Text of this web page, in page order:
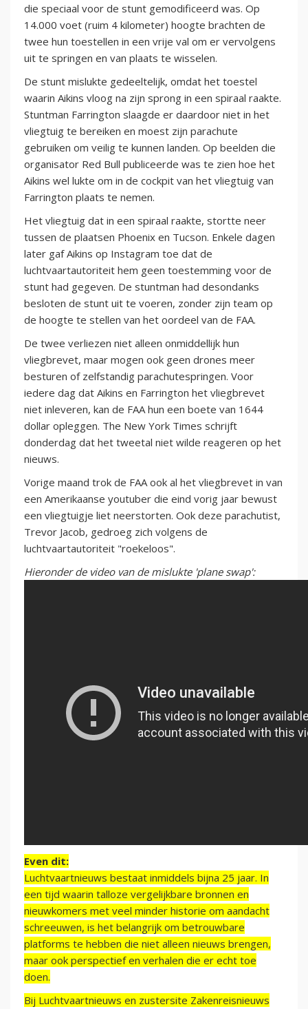
die speciaal voor de stunt gemodificeerd was. Op
14.000 voet (ruim 4 kilometer) hoogte brachten de
twee hun toestellen in een vrije val om er vervolgens
uit te springen en van plaats te wisselen.
De stunt mislukte gedeeltelijk, omdat het toestel
waarin Aikins vloog na zijn sprong in een spiraal raakte.
Stuntman Farrington slaagde er daardoor niet in het
vliegtuig te bereiken en moest zijn parachute
gebruiken om veilig te kunnen landen. Op beelden die
organisator Red Bull publiceerde was te zien hoe het
Aikins wel lukte om in de cockpit van het vliegtuig van
Farrington plaats te nemen.
Het vliegtuig dat in een spiraal raakte, stortte neer
tussen de plaatsen Phoenix en Tucson. Enkele dagen
later gaf Aikins op Instagram toe dat de
luchtvaartautoriteit hem geen toestemming voor de
stunt had gegeven. De stuntman had desondanks
besloten de stunt uit te voeren, zonder zijn team op
de hoogte te stellen van het oordeel van de FAA.
De twee verliezen niet alleen onmiddellijk hun
vliegbrevet, maar mogen ook geen drones meer
besturen of zelfstandig parachutespringen. Voor
iedere dag dat Aikins en Farrington het vliegbrevet
niet inleveren, kan de FAA hun een boete van 1644
dollar opleggen. The New York Times schrijft
donderdag dat het tweetal niet wilde reageren op het
nieuws.
Vorige maand trok de FAA ook al het vliegbrevet in van
een Amerikaanse youtuber die eind vorig jaar bewust
een vliegtuigje liet neerstorten. Ook deze parachutist,
Trevor Jacob, gedroeg zich volgens de
luchtvaartautoriteit "roekeloos".
Hieronder de video van de mislukte 'plane swap':
Even dit:
Luchtvaartnieuws bestaat inmiddels bijna 25 jaar. In
een tijd waarin talloze vergelijkbare bronnen en
nieuwkomers met veel minder historie om aandacht
schreeuwen, is het belangrijk om betrouwbare
platforms te hebben die niet alleen nieuws brengen,
maar ook perspectief en verhalen die er echt toe
doen.
Bij Luchtvaartnieuws en zustersite Zakenreisnieuws